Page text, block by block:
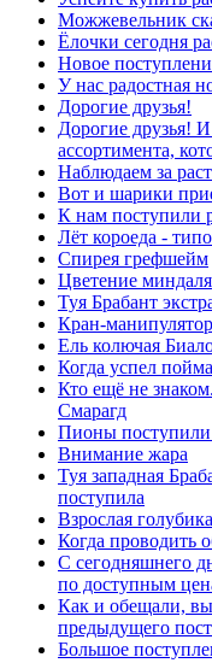
Можжевельник
Ёлочки сегодня
Новое
У нас радостная
Дорогие друзья!
Дорогие друзья!
ассортимента,
Наблюдаем за
Вот и шарики
К нам поступили
Лёт короеда -
Спирея грефшейм
Цветение миндаля
Туя Брабант
Кран-
Ель колючая
Когда успел
Кто ещё не
Смарагд
Пионы
Внимание жара
Туя западная
поступила
Взрослая
Когда проводить
С сегодняшнего
по доступным
Как и обещали,
предыдущего
Большое